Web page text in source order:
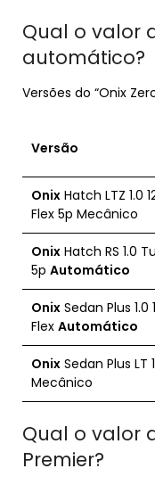
Qual o valor
automático?
Versões do “Onix
Versão
Onix Hatch LTZ 1.0
Flex 5p Mecânico
Onix Hatch RS 1.0
5p Automático
Onix Sedan Plus 1.0
Flex Automático
Onix Sedan Plus LT
Mecânico
Qual o valor
Premier?